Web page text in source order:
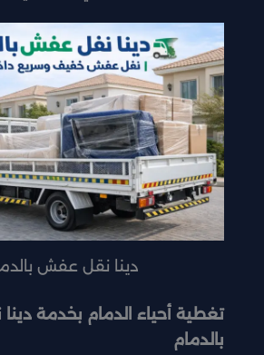
دينا نقل عفش
تغطية أحياء الدمام بخدمة
بالدمام